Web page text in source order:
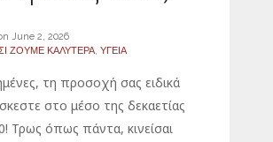
June 2, 2026
ΖΟΥΜΕ ΚΑΛΥΤΕΡΑ, ΥΓΕΙΑ
τη προσοχή σας ειδικά
στο μέσο της δεκαετίας
Τρως όπως πάντα, κινείσαι